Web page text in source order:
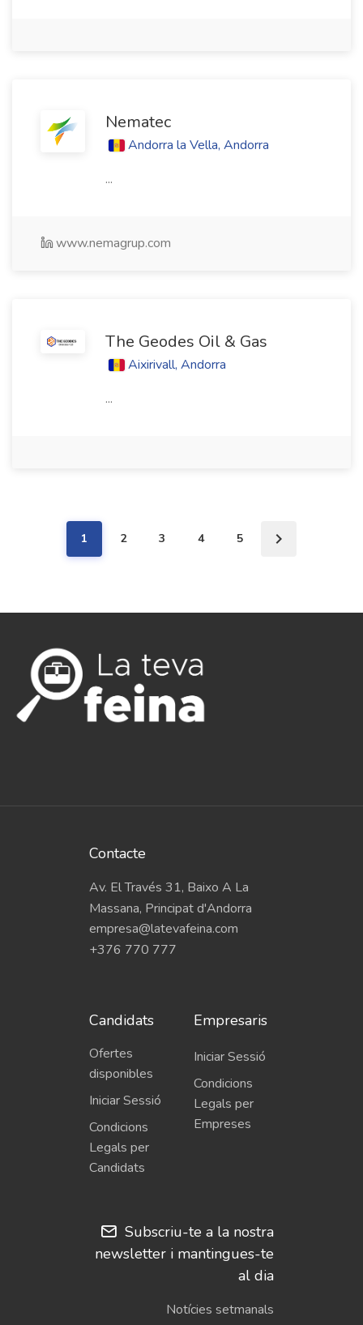
Nematec
Andorra la Vella, Andorra
...
www.nemagrup.com
The Geodes Oil & Gas
Aixirivall, Andorra
...
1 2 3 4 5
Contacte
Av. El Través 31, Baixo A La
Massana, Principat d'Andorra
empresa@latevafeina.com
+376 770 777
Candidats
Ofertes
disponibles
Iniciar Sessió
Condicions
Legals per
Candidats
Empresaris
Iniciar Sessió
Condicions
Legals per
Empreses
Subscriu-te a la nostra
newsletter i mantingues-te
al dia
Notícies setmanals